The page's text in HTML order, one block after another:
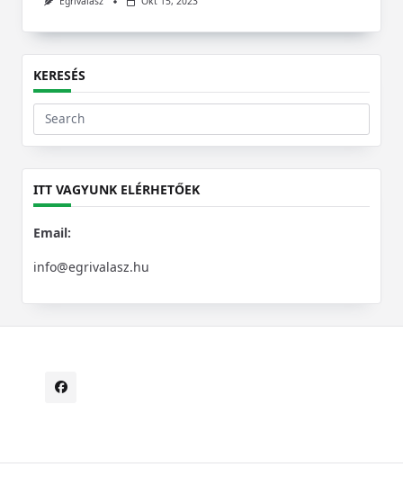
KERESÉS
Search
for:
ITT VAGYUNK ELÉRHETŐEK
Email:
info@egrivalasz.hu